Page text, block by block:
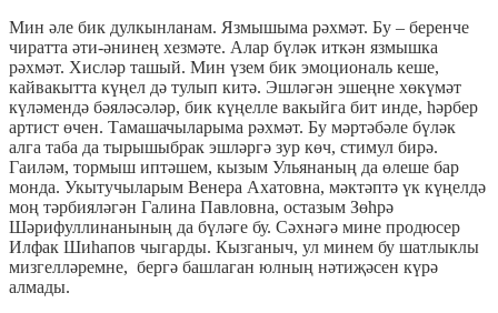
Мин әле бик дулкынланам. Язмышыма рәхмәт. Бу – беренче
чиратта әти-әнинең хезмәте. Алар бүләк иткән язмышка
рәхмәт. Хисләр ташый. Мин үзем бик эмоциональ кеше,
кайвакытта күңел дә тулып китә. Эшләгән эшеңне хөкүмәт
күләмендә бәяләсәләр, бик күңелле вакыйга бит инде, һәрбер
артист өчен. Тамашачыларыма рәхмәт. Бу мәртәбәле бүләк
алга таба да тырышыбрак эшләргә зур көч, стимул бирә.
Гаиләм, тормыш иптәшем, кызым Ульянаның да өлеше бар
монда. Укытучыларым Венера Ахатовна, мәктәптә үк күңелдә
моң тәрбияләгән Галина Павловна, остазым Зөһрә
Шәрифуллинанының да бүләге бу. Сәхнәгә мине продюсер
Илфак Шиһапов чыгарды. Кызганыч, ул минем бу шатлыклы
мизгелләремне, бергә башлаган юлның нәтиҗәсен күрә
алмады.